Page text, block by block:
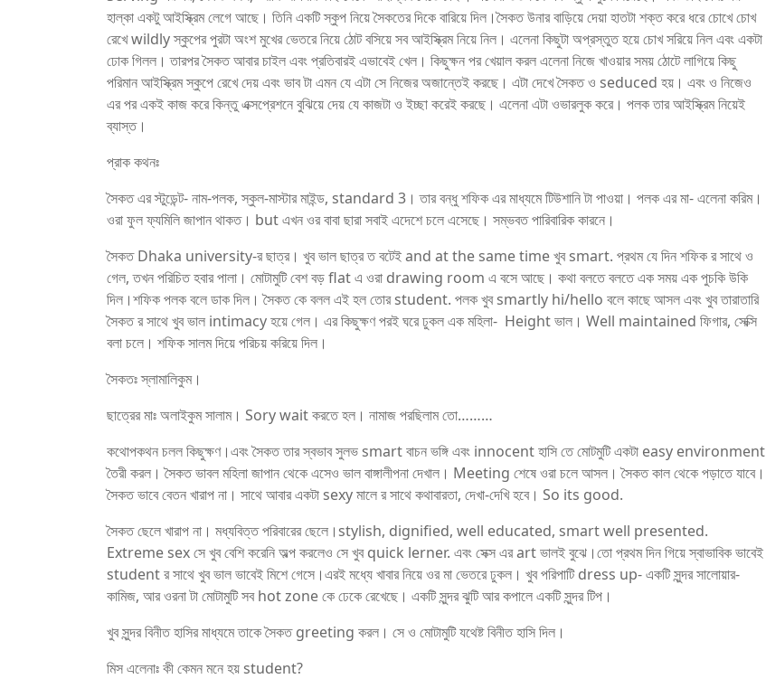
হাল্কা একটু আইস্ক্রিম লেগে আছে। তিনি একটি স্কুপ নিয়ে সৈকতের দিকে বারিয়ে দিল।সৈকত উনার বাড়িয়ে দেয়া হাতটা শক্ত করে ধরে চোখে চোখ
রেখে wildly স্কুপের পুরটা অংশ মুখের ভেতরে নিয়ে ঠোট বসিয়ে সব আইস্ক্রিম নিয়ে নিল। এলেনা কিছুটা অপ্রস্তুত হয়ে চোখ সরিয়ে নিল এবং একটা
ঢোক গিলল। তারপর সৈকত আবার চাইল এবং প্রতিবারই এভাবেই খেল। কিছুক্ষন পর খেয়াল করল এলেনা নিজে খাওয়ার সময় ঠোটে লাগিয়ে কিছু
পরিমান আইস্ক্রিম স্কুপে রেখে দেয় এবং ভাব টা এমন যে এটা সে নিজের অজান্তেই করছে। এটা দেখে সৈকত ও seduced হয়। এবং ও নিজেও
এর পর একই কাজ করে কিন্তু এক্সপ্রেশনে বুঝিয়ে দেয় যে কাজটা ও ইচ্ছা করেই করছে। এলেনা এটা ওভারলুক করে। পলক তার আইস্ক্রিম নিয়েই
ব্যাস্ত।
প্রাক কথনঃ
সৈকত এর স্টুডেন্ট- নাম-পলক, স্কুল-মাস্টার মাইন্ড, standard 3। তার বন্ধু শফিক এর মাধ্যমে টিউশানি টা পাওয়া। পলক এর মা- এলেনা করিম।
ওরা ফুল ফ্যমিলি জাপান থাকত। but এখন ওর বাবা ছারা সবাই এদেশে চলে এসেছে। সম্ভবত পারিবারিক কারনে।
সৈকত Dhaka university-র ছাত্র। খুব ভাল ছাত্র ত বটেই and at the same time খুব smart. প্রথম যে দিন শফিক র সাথে ও
গেল, তখন পরিচিত হবার পালা। মোটামুটি বেশ বড় flat এ ওরা drawing room এ বসে আছে। কথা বলতে বলতে এক সময় এক পুচকি উকি
দিল।শফিক পলক বলে ডাক দিল। সৈকত কে বলল এই হল তোর student. পলক খুব smartly hi/hello বলে কাছে আসল এবং খুব তারাতারি
সৈকত র সাথে খুব ভাল intimacy হয়ে গেল। এর কিছুক্ষণ পরই ঘরে ঢুকল এক মহিলা- Height ভাল। Well maintained ফিগার, সেক্সি
বলা চলে। শফিক সালম দিয়ে পরিচয় করিয়ে দিল।
সৈকতঃ স্লামালিকুম।
ছাত্রের মাঃ অলাইকুম সালাম। Sory wait করতে হল। নামাজ পরছিলাম তো………
কথোপকথন চলল কিছুক্ষণ।এবং সৈকত তার স্বভাব সুলভ smart বাচন ভঙ্গি এবং innocent হাসি তে মোটমুটি একটা easy environment
তৈরী করল। সৈকত ভাবল মহিলা জাপান থেকে এসেও ভাল বাঙ্গালীপনা দেখাল। Meeting শেষে ওরা চলে আসল। সৈকত কাল থেকে পড়াতে যাবে।
সৈকত ভাবে বেতন খারাপ না। সাথে আবার একটা sexy মালে র সাথে কথাবারতা, দেখা-দেখি হবে। So its good.
সৈকত ছেলে খারাপ না। মধ্যবিত্ত পরিবারের ছেলে।stylish, dignified, well educated, smart well presented.
Extreme sex সে খুব বেশি করেনি অল্প করলেও সে খুব quick lerner. এবং সেক্স এর art ভালই বুঝে।তো প্রথম দিন গিয়ে স্বাভাবিক ভাবেই
student র সাথে খুব ভাল ভাবেই মিশে গেসে।এরই মধ্যে খাবার নিয়ে ওর মা ভেতরে ঢুকল। খুব পরিপাটি dress up- একটি সুন্দর সালোয়ার-
কামিজ, আর ওরনা টা মোটামুটি সব hot zone কে ঢেকে রেখেছে। একটি সুন্দর ঝুটি আর কপালে একটি সুন্দর টিপ।
খুব সুন্দর বিনীত হাসির মাধ্যমে তাকে সৈকত greeting করল। সে ও মোটামুটি যথেষ্ট বিনীত হাসি দিল।
মিস এলেনাঃ কী কেমন মনে হয় student?